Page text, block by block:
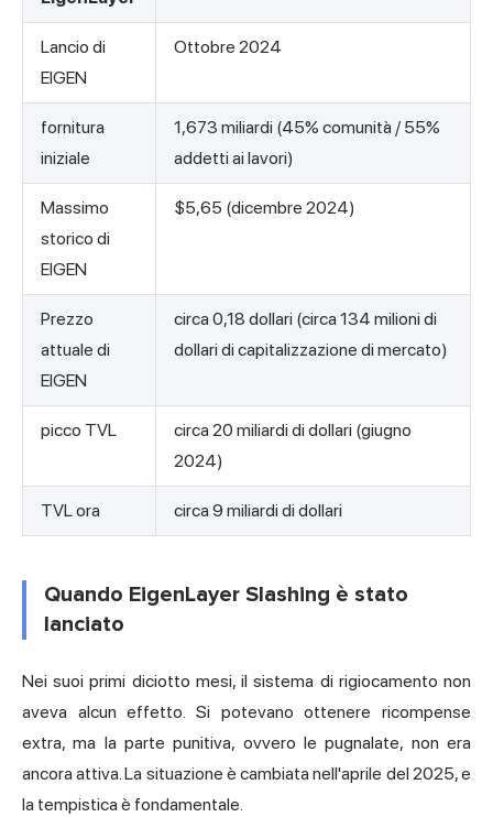
Lancio di
EIGEN
Ottobre 2024
fornitura
iniziale
1,673 miliardi (45% comunità / 55%
addetti ai lavori)
Massimo
storico di
EIGEN
$5,65 (dicembre 2024)
Prezzo
attuale di
EIGEN
circa 0,18 dollari (circa 134 milioni di
dollari di capitalizzazione di mercato)
picco TVL
circa 20 miliardi di dollari (giugno
2024)
TVL ora circa 9 miliardi di dollari
Quando EigenLayer Slashing è stato
lanciato
Nei suoi primi diciotto mesi, il sistema di rigiocamento non
aveva alcun effetto. Si potevano ottenere ricompense
extra, ma la parte punitiva, ovvero le pugnalate, non era
ancora attiva. La situazione è cambiata nell'aprile del 2025, e
la tempistica è fondamentale.